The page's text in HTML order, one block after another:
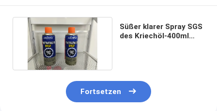
Süßer klarer Spray SGS
des Kriechöl-400ml
Fortsetzen